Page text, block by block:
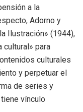
a la
Adorno y
Ilustración» (1944),
cultural» para
culturales
y perpetuar el
de series y
vínculo